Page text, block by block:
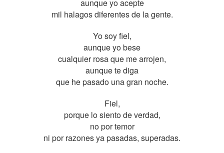
aunque yo acepte
mil halagos diferentes de la gente.
Yo soy fiel,
aunque yo bese
cualquier rosa que me arrojen,
aunque te diga
que he pasado una gran noche.
Fiel,
porque lo siento de verdad,
no por temor
ni por razones ya pasadas, superadas.